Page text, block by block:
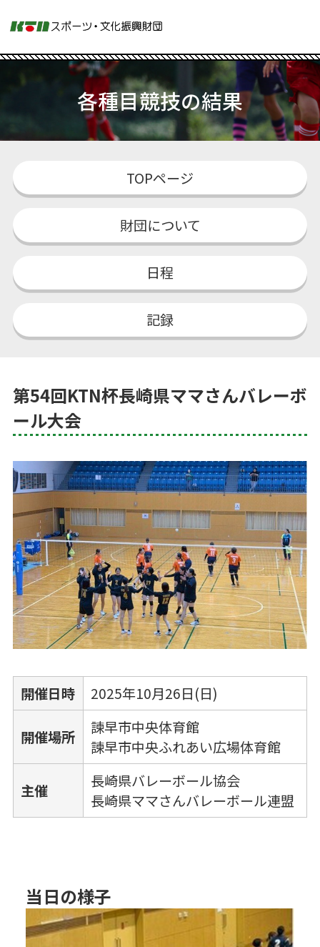
各種目競技の結果
TOPページ
財団について
日程
記録
第54回KTN杯長崎県ママさんバレーボ
ール大会
開催日時 2025年10月26日(日)
開催場所
諫早市中央体育館
諫早市中央ふれあい広場体育館
主催
長崎県バレーボール協会
長崎県ママさんバレーボール連盟
当日の様子